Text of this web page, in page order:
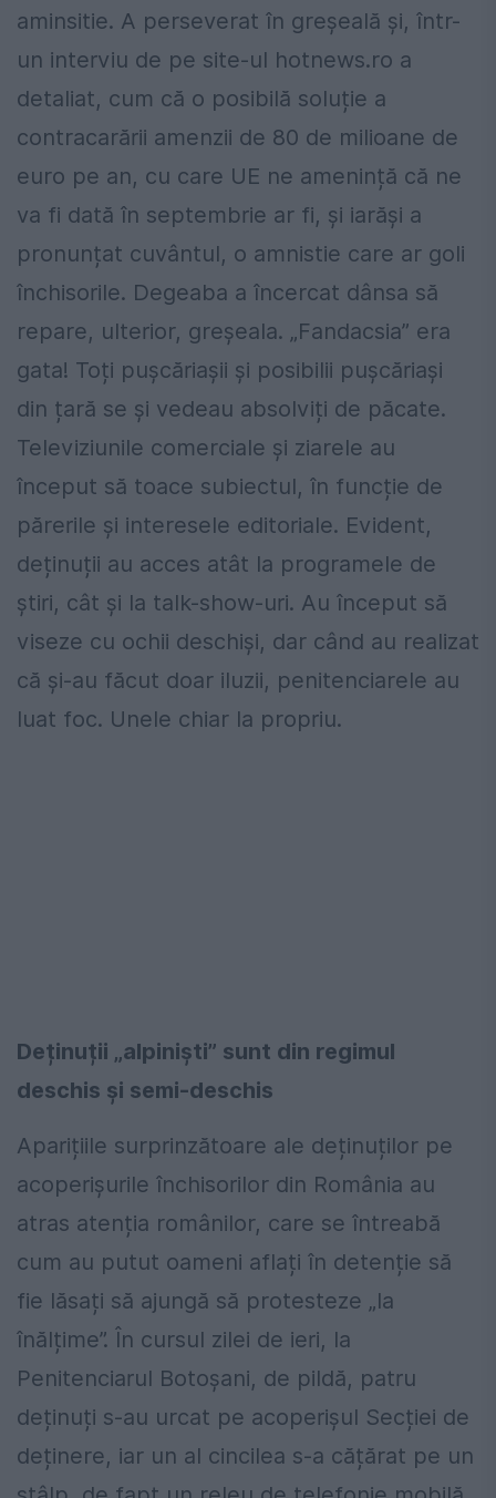
aminsitie. A perseverat în greșeală și, într-
un interviu de pe site-ul hotnews.ro a
detaliat, cum că o posibilă soluție a
contracarării amenzii de 80 de milioane de
euro pe an, cu care UE ne amenință că ne
va fi dată în septembrie ar fi, și iarăși a
pronunțat cuvântul, o amnistie care ar goli
închisorile. Degeaba a încercat dânsa să
repare, ulterior, greșeala. „Fandacsia” era
gata! Toți pușcăriașii și posibilii pușcăriași
din țară se și vedeau absolviți de păcate.
Televiziunile comerciale și ziarele au
început să toace subiectul, în funcție de
părerile și interesele editoriale. Evident,
deținuții au acces atât la programele de
știri, cât și la talk-show-uri. Au început să
viseze cu ochii deschiși, dar când au realizat
că și-au făcut doar iluzii, penitenciarele au
luat foc. Unele chiar la propriu.
Deținuții „alpiniști” sunt din regimul
deschis și semi-deschis
Aparițiile surprinzătoare ale deținuților pe
acoperișurile închisorilor din România au
atras atenția românilor, care se întreabă
cum au putut oameni aflați în detenție să
fie lăsați să ajungă să protesteze „la
înălțime”. În cursul zilei de ieri, la
Penitenciarul Botoșani, de pildă, patru
deținuți s-au urcat pe acoperișul Secției de
deținere, iar un al cincilea s-a cățărat pe un